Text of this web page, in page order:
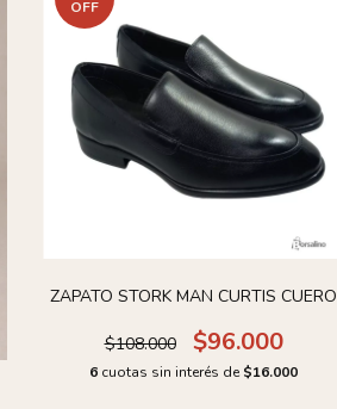
OFF
ZAPATO STORK MAN CURTIS CUERO
$108.000 $96.000
6 cuotas sin interés de $16.000